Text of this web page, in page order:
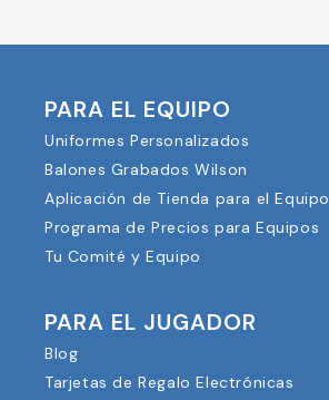
PARA EL EQUIPO
Uniformes Personalizados
Balones Grabados Wilson
Aplicación de Tienda para el Equipo
Programa de Precios para Equipos
Tu Comité y Equipo
PARA EL JUGADOR
Blog
Tarjetas de Regalo Electrónicas